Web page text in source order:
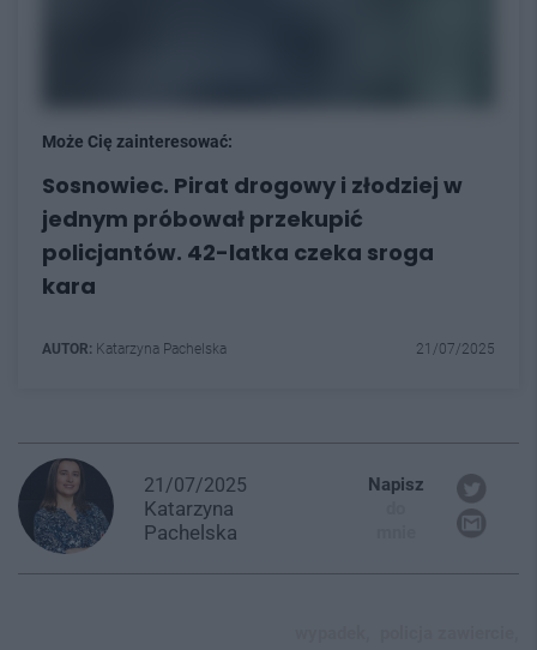
Może Cię zainteresować:
Sosnowiec. Pirat drogowy i złodziej w
jednym próbował przekupić
policjantów. 42-latka czeka sroga
kara
AUTOR: Katarzyna Pachelska 21/07/2025
21/07/2025
Katarzyna
Pachelska
Napisz